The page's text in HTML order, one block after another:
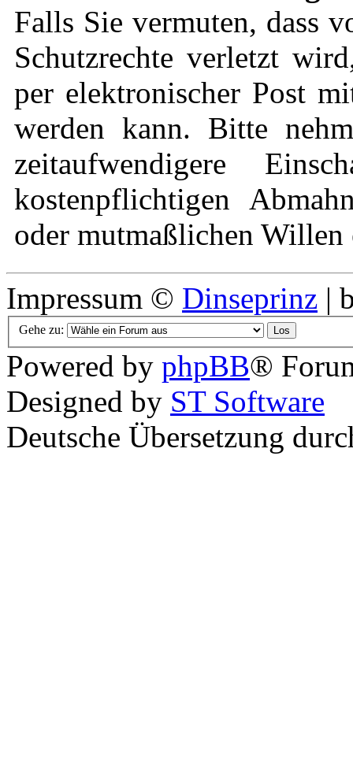
Falls Sie vermuten, dass
Schutzrechte verletzt
per elektronischer Post
werden kann. Bitte
zeitaufwendigere
kostenpflichtigen
oder mutmaßlichen Willen
Impressum © Dinseprinz |
Gehe zu:
Powered by phpBB®
Designed by ST Software
Deutsche Übersetzung